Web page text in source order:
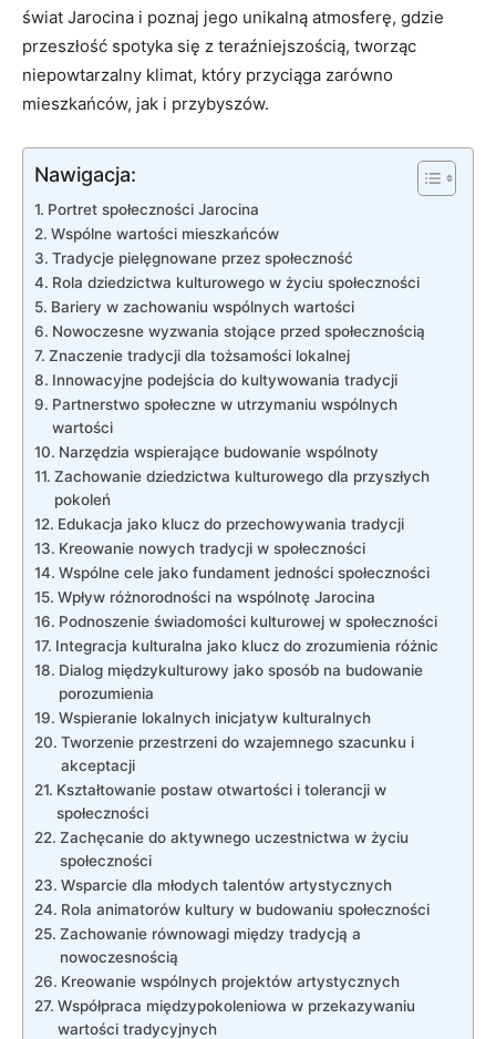
świat Jarocina⁣ i⁤ poznaj ‍jego‌ unikalną atmosferę, gdzie
przeszłość spotyka⁤ się z ‌teraźniejszością, tworząc
niepowtarzalny klimat, który przyciąga⁢ zarówno
mieszkańców, jak i ⁢przybyszów.
Nawigacja:
Portret ‌społeczności Jarocina
Wspólne wartości mieszkańców
Tradycje pielęgnowane przez ‍społeczność
Rola dziedzictwa kulturowego w życiu społeczności
Bariery w zachowaniu ‌wspólnych wartości
Nowoczesne wyzwania‍ stojące przed ⁣społecznością
Znaczenie tradycji dla tożsamości lokalnej
Innowacyjne podejścia do​ kultywowania tradycji
Partnerstwo⁤ społeczne⁣ w utrzymaniu wspólnych
wartości
Narzędzia wspierające budowanie wspólnoty
Zachowanie dziedzictwa​ kulturowego dla przyszłych
pokoleń
Edukacja ‍jako klucz do przechowywania tradycji
Kreowanie nowych ⁤tradycji w społeczności
Wspólne ‍cele jako fundament jedności społeczności
Wpływ różnorodności na wspólnotę ‌Jarocina
Podnoszenie świadomości kulturowej ​w społeczności
Integracja kulturalna jako klucz ⁢do zrozumienia różnic
Dialog międzykulturowy‌ jako sposób na budowanie
⁢porozumienia
Wspieranie lokalnych inicjatyw kulturalnych
Tworzenie przestrzeni ⁢do wzajemnego szacunku⁣ i
akceptacji
Kształtowanie ‌postaw otwartości⁣ i tolerancji w
społeczności
Zachęcanie do ⁢aktywnego uczestnictwa w życiu
społeczności
Wsparcie dla młodych​ talentów artystycznych
Rola‌ animatorów kultury ​w budowaniu społeczności
Zachowanie równowagi między tradycją ‌a
nowoczesnością
Kreowanie wspólnych ‍projektów ‍artystycznych
Współpraca ​międzypokoleniowa w przekazywaniu‌
wartości tradycyjnych